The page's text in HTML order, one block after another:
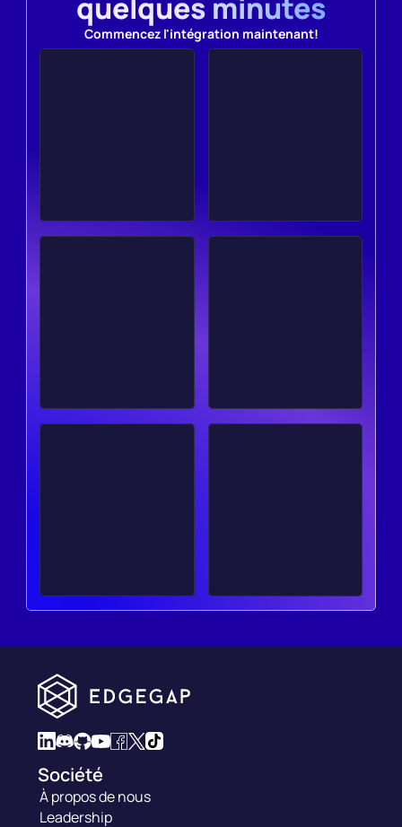
quelques minutes
Commencez l'intégration maintenant!
Société
À propos de nous
Leadership